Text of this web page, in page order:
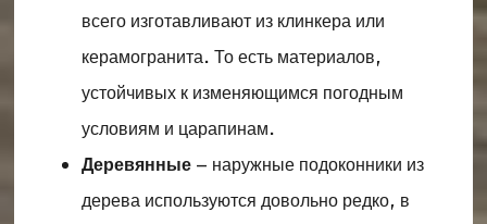
всего изготавливают из клинкера или
керамогранита. То есть материалов,
устойчивых к изменяющимся погодным
условиям и царапинам.
Деревянные– наружные подоконники из
дерева используются довольно редко, в